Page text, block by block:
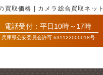
取価格 | カメラ総合買取ネット
電話受付：平日10時～17時
兵庫県公安委員会許可 631122000018号